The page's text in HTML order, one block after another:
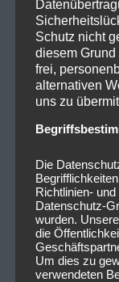
Schutz nicht
diesem
frei,
alternativen
uns zu
Die
Richtlinien-
Datenschutz-
wurden.
die
Um dies zu
verwendeten